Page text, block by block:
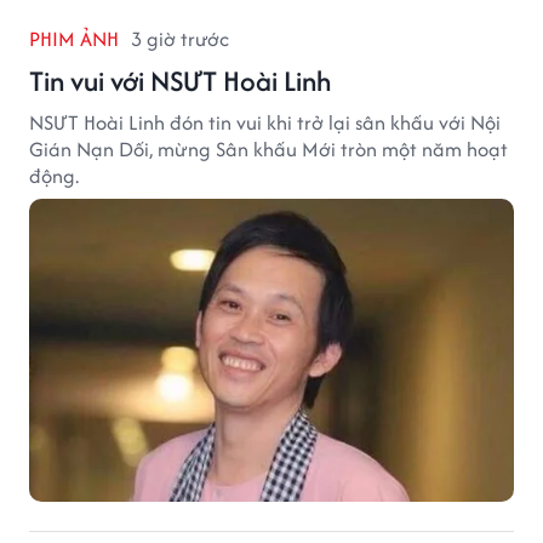
PHIM ẢNH 3 giờ trước
Tin vui với NSƯT Hoài Linh
NSƯT Hoài Linh đón tin vui khi trở lại sân khấu với Nội
Gián Nạn Dối, mừng Sân khấu Mới tròn một năm hoạt
động.